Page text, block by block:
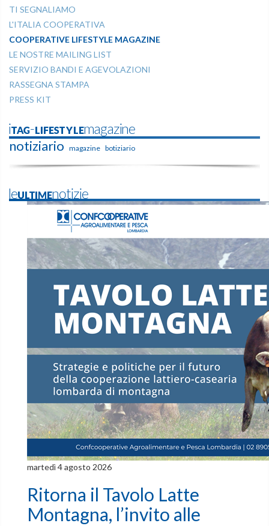
TI SEGNALIAMO
L'ITALIA COOPERATIVA
COOPERATIVE LIFESTYLE MAGAZINE
LE NOSTRE MAILING LIST
SERVIZIO BANDI E AGEVOLAZIONI
RASSEGNA STAMPA
PRESS KIT
iTAG-LIFESTYLEmagazine
notiziario magazine botiziario
leULTIMEnotizie
martedì 4 agosto 2026
Ritorna il Tavolo Latte
Montagna, l’invito alle